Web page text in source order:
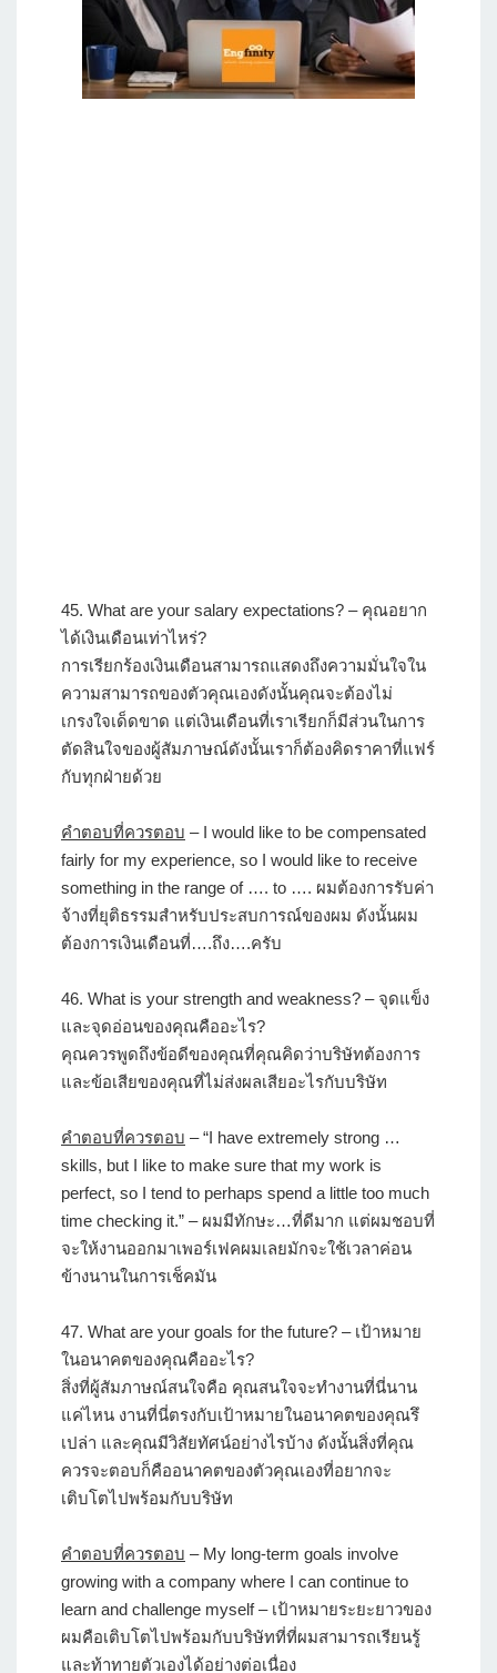
45. What are your salary expectations? – คุณอยาก
ได้เงินเดือนเท่าไหร่?
การเรียกร้องเงินเดือนสามารถแสดงถึงความมั่นใจใน
ความสามารถของตัวคุณเองดังนั้นคุณจะต้องไม่
เกรงใจเด็ดขาด แต่เงินเดือนที่เราเรียกก็มีส่วนในการ
ตัดสินใจของผู้สัมภาษณ์ดังนั้นเราก็ต้องคิดราคาที่แฟร์
กับทุกฝ่ายด้วย
คำตอบที่ควรตอบ – I would like to be compensated
fairly for my experience, so I would like to receive
something in the range of …. to …. ผมต้องการรับค่า
จ้างที่ยุติธรรมสำหรับประสบการณ์ของผม ดังนั้นผม
ต้องการเงินเดือนที่….ถึง….ครับ
46. What is your strength and weakness? – จุดแข็ง
และจุดอ่อนของคุณคืออะไร?
คุณควรพูดถึงข้อดีของคุณที่คุณคิดว่าบริษัทต้องการ
และข้อเสียของคุณที่ไม่ส่งผลเสียอะไรกับบริษัท
คำตอบที่ควรตอบ – “I have extremely strong …
skills, but I like to make sure that my work is
perfect, so I tend to perhaps spend a little too much
time checking it.” – ผมมีทักษะ…ที่ดีมาก แต่ผมชอบที่
จะให้งานออกมาเพอร์เฟคผมเลยมักจะใช้เวลาค่อน
ข้างนานในการเช็คมัน
47. What are your goals for the future? – เป้าหมาย
ในอนาคตของคุณคืออะไร?
สิ่งที่ผู้สัมภาษณ์สนใจคือ คุณสนใจจะทำงานที่นี่นาน
แค่ไหน งานที่นี่ตรงกับเป้าหมายในอนาคตของคุณรึ
เปล่า และคุณมีวิสัยทัศน์อย่างไรบ้าง ดังนั้นสิ่งที่คุณ
ควรจะตอบก็คืออนาคตของตัวคุณเองที่อยากจะ
เติบโตไปพร้อมกับบริษัท
คำตอบที่ควรตอบ – My long-term goals involve
growing with a company where I can continue to
learn and challenge myself – เป้าหมายระยะยาวของ
ผมคือเติบโตไปพร้อมกับบริษัทที่ที่ผมสามารถเรียนรู้
และท้าทายตัวเองได้อย่างต่อเนื่อง